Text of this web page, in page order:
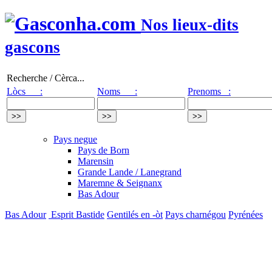
Nos lieux-dits
gascons
Recherche / Cèrca...
Lòcs :
Noms : Prenoms :
Pays negue
Pays de Born
Marensin
Grande Lande / Lanegrand
Maremne & Seignanx
Bas Adour
Bas Adour Esprit Bastide Gentilés en -òt Pays charnégou Pyrénées